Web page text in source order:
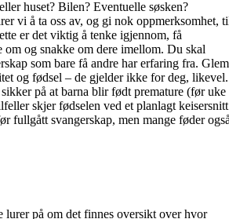
huset? Bilen? Eventuelle søsken?
vi å ta oss av, og gi nok oppmerksomhet,
er det viktig å tenke igjennom, få
om og snakke om dere imellom. Du skal
som bare få andre har erfaring fra. Glem
og fødsel – de gjelder ikke for deg, likevel.
på at barna blir født premature (før uke
skjer fødselen ved et planlagt
fullgått svangerskap, men mange føder
på om det finnes oversikt over hvor